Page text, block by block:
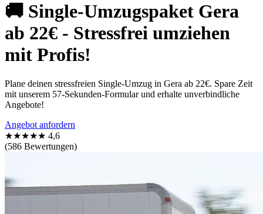
🚚 Single-Umzugspaket Gera
ab 22€ - Stressfrei umziehen
mit Profis!
Plane deinen stressfreien Single-Umzug in Gera ab 22€. Spare Zeit
mit unserem 57-Sekunden-Formular und erhalte unverbindliche
Angebote!
Angebot anfordern
★★★★★ 4,6
(586 Bewertungen)